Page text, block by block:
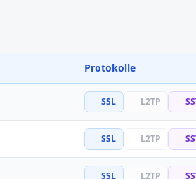
Protokolle
SSL L2TP
SSL L2TP
SSL L2TP